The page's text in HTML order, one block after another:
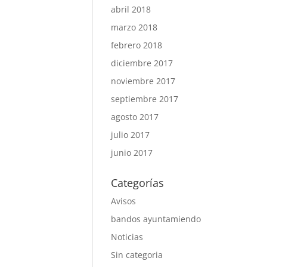
abril 2018
marzo 2018
febrero 2018
diciembre 2017
noviembre 2017
septiembre 2017
agosto 2017
julio 2017
junio 2017
Categorías
Avisos
bandos ayuntamiendo
Noticias
Sin categoria